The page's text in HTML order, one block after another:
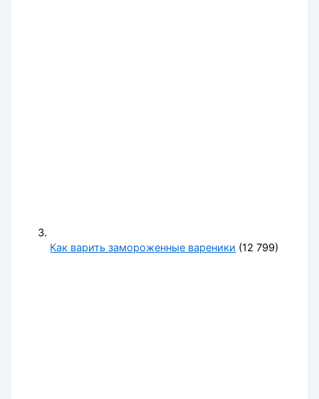
Как варить замороженные вареники (12 799)